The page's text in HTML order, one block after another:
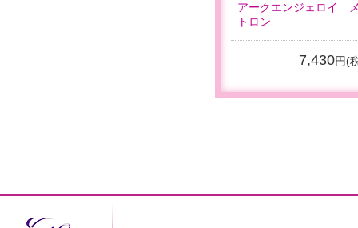
アークエンジェロイ
トロン
7,430円(